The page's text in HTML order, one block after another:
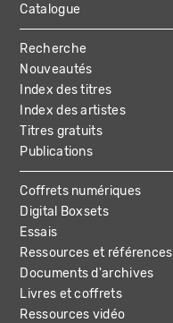
MAIN
NAVIGATION
Catalogue
Recherche
Nouveautés
Index des titres
Index des artistes
Titres gratuits
Publications
Coffrets numériques
Digital Boxsets
Essais
Ressources et références
Documents d'archives
Livres et coffrets
Ressources vidéo